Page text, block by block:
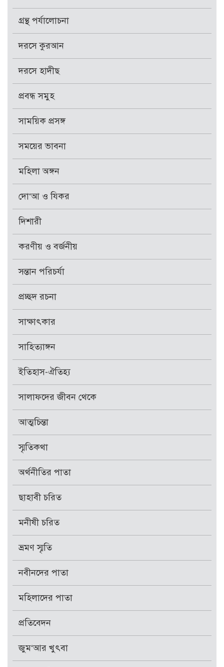
গ্রন্থ পর্যালোচনা
দরসে কুরআন
দরসে হাদীছ
প্রবন্ধ সমুহ
সাময়িক প্রসঙ্গ
সময়ের ভাবনা
মহিলা অঙ্গন
দো‘আ ও যিকর
দিশারী
করণীয় ও বর্জনীয়
সন্তান পরিচর্যা
প্রচ্ছদ রচনা
সাক্ষাৎকার
সাহিত্যাঙ্গন
ইতিহাস-ঐতিহ্য
সালাফদের জীবন থেকে
আত্মচিন্তা
স্মৃতিকথা
অর্থনীতির পাতা
ছাহাবী চরিত
মনীষী চরিত
ভ্রমণ স্মৃতি
নবীনদের পাতা
মহিলাদের পাতা
প্রতিবেদন
জুম‘আর খুৎবা